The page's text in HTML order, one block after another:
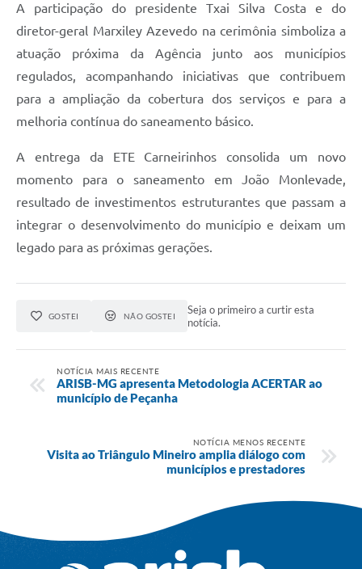
A participação do presidente Txai Silva Costa e do
diretor-geral Marxiley Azevedo na cerimônia simboliza a
atuação próxima da Agência junto aos municípios
regulados, acompanhando iniciativas que contribuem
para a ampliação da cobertura dos serviços e para a
melhoria contínua do saneamento básico.
A entrega da ETE Carneirinhos consolida um novo
momento para o saneamento em João Monlevade,
resultado de investimentos estruturantes que passam a
integrar o desenvolvimento do município e deixam um
legado para as próximas gerações.
GOSTEI NÃO GOSTEI
Seja o primeiro a curtir esta
notícia.
NOTÍCIA MAIS RECENTE
ARISB-MG apresenta Metodologia ACERTAR ao
município de Peçanha
NOTÍCIA MENOS RECENTE
Visita ao Triângulo Mineiro amplia diálogo com
municípios e prestadores